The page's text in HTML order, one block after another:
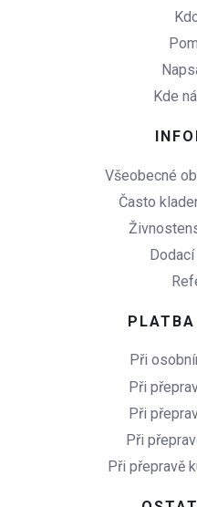
Kde
Všeobecné
Často
Při
Při
Při
Při
Při přepravě